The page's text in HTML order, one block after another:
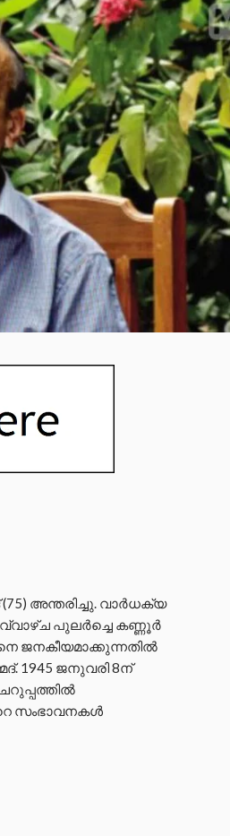
(75) അന്തരിച്ചു. വാർധക്യ
പുലർച്ചെ കണ്ണൂർ
ജനകീയമാക്കുന്നതിൽ
1945 ജനുവരി 8ന്
സംഭാവനകൾ